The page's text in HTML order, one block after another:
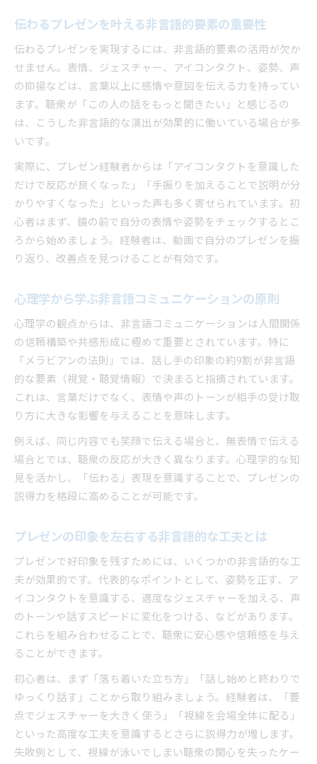
影響
伝わる原則を意識した非言語的アプローチの重
要性
非言語的コミュニケーションの活用で印象アッ
プ
表情やジェスチャーから学ぶ伝える力の強化法
プレゼンで伝わる表情とジェスチャーの活用法
非言語コミュニケーションによる伝える力の強
化術
伝わる原則を支える表情・身振りのポイント
ク
伝わるプレゼンを叶える非言語的要素の重要性
伝わるプレゼンを実現するには、非言語的要素の活用が欠か
せません。表情、ジェスチャー、アイコンタクト、姿勢、声
の抑揚などは、言葉以上に感情や意図を伝える力を持ってい
ます。聴衆が「この人の話をもっと聞きたい」と感じるの
は、こうした非言語的な演出が効果的に働いている場合が多
いです。
実際に、プレゼン経験者からは「アイコンタクトを意識した
だけで反応が良くなった」「手振りを加えることで説明が分
かりやすくなった」といった声も多く寄せられています。初
心者はまず、鏡の前で自分の表情や姿勢をチェックするとこ
ろから始めましょう。経験者は、動画で自分のプレゼンを振
り返り、改善点を見つけることが有効です。
心理学から学ぶ非言語コミュニケーションの原則
心理学の観点からは、非言語コミュニケーションは人間関係
の信頼構築や共感形成に極めて重要とされています。特に
「メラビアンの法則」では、話し手の印象の約9割が非言語
的な要素（視覚・聴覚情報）で決まると指摘されています。
これは、言葉だけでなく、表情や声のトーンが相手の受け取
り方に大きな影響を与えることを意味します。
例えば、同じ内容でも笑顔で伝える場合と、無表情で伝える
場合とでは、聴衆の反応が大きく異なります。心理学的な知
見を活かし、「伝わる」表現を意識することで、プレゼンの
説得力を格段に高めることが可能です。
プレゼンの印象を左右する非言語的な工夫とは
プレゼンで好印象を残すためには、いくつかの非言語的な工
夫が効果的です。代表的なポイントとして、姿勢を正す、ア
イコンタクトを意識する、適度なジェスチャーを加える、声
のトーンや話すスピードに変化をつける、などがあります。
これらを組み合わせることで、聴衆に安心感や信頼感を与え
ることができます。
初心者は、まず「落ち着いた立ち方」「話し始めと終わりで
ゆっくり話す」ことから取り組みましょう。経験者は、「要
点でジェスチャーを大きく使う」「視線を会場全体に配る」
といった高度な工夫を意識するとさらに説得力が増します。
失敗例として、視線が泳いでしまい聴衆の関心を失ったケー